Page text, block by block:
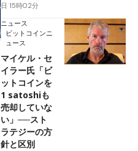
日 15時02分
ニュース
ビットコインニ
ュース
マイケル・セ
イラー氏「ビ
ットコインを
1 satoshiも
売却していな
い」──スト
ラテジーの方
針と区別